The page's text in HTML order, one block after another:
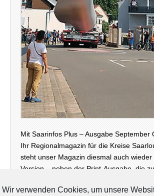
Mit Saarinfos Plus – Ausgabe September
Ihr Regionalmagazin für die Kreise
steht unser Magazin diesmal auch wieder
Version – neben der Print-Ausgabe, die
Wir verwenden Cookies, um unsere